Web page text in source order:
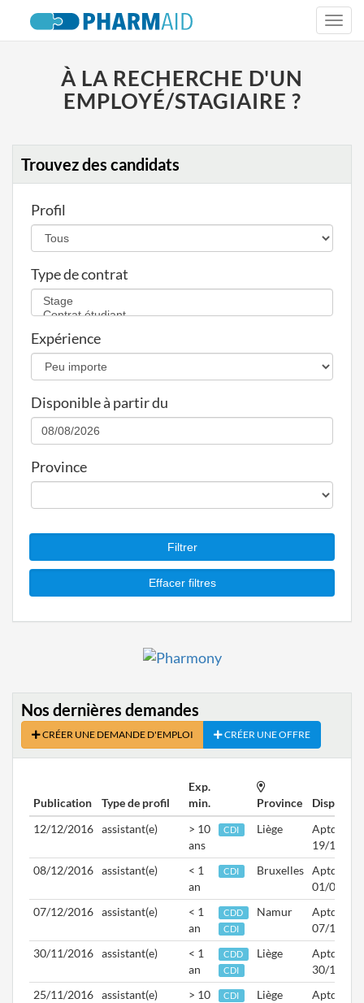
À LA RECHERCHE D'UN
EMPLOYÉ/STAGIAIRE ?
Trouvez des candidats
Profil
Type de contrat
Expérience
Disponible à partir du
Province
Nos dernières demandes
CRÉER UNE DEMANDE D'EMPLOI CRÉER UNE OFFRE
Publication Type de profil
Exp.
min.
Province
12/12/2016 assistant(e)
> 10
ans
CDI Liège
Aptd.
19/12/
08/12/2016 assistant(e)
< 1
an
CDI Bruxelles Aptd.
01/02/
07/12/2016 assistant(e)
< 1
an
CDD
CDI
Namur
Aptd.
07/12/
30/11/2016 assistant(e)
< 1
an
CDD
CDI
Liège
Aptd.
30/11/
25/11/2016 assistant(e)
> 10
CDI Liège
Aptd.